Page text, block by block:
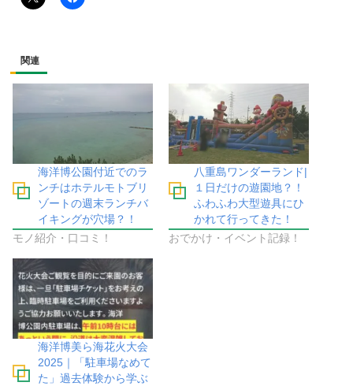
関連
海洋博公園付近でのラ
ンチはホテルモトブリ
ゾートの週末ランチバ
イキングが穴場？！
モノ紹介・口コミ！
八重島ワンダーランド|
１日だけの遊園地？！
ふわふわ大型遊具にひ
かれて行ってきた！
おでかけ・イベント記録！
海洋博美ら海花火大会
2025｜「駐車場なめて
た」過去体験から学ぶ